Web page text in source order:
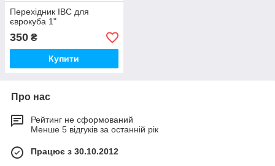
Перехідник IBC для
єврокуба 1"
350 ₴
Купити
Про нас
Рейтинг не сформований
Менше 5 відгуків за останній рік
Працює з 30.10.2012